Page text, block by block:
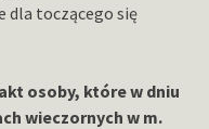
dla toczącego się
osoby, które w dniu
wieczornych w m.